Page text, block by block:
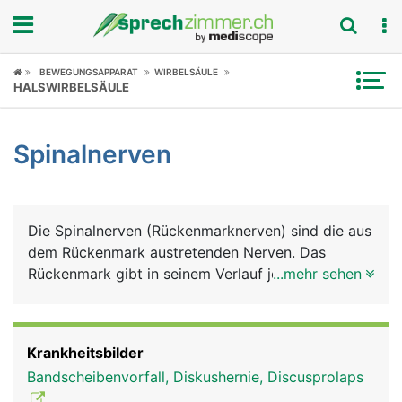
Fokus
Symptome
News
Rubriken
BEWEGUNGSAPPARAT WIRBELSÄULE
HALSWIRBELSÄULE
Spinalnerven
Die Spinalnerven (Rückenmarknerven) sind die aus
dem Rückenmark austretenden Nerven. Das
Rückenmark gibt in seinem Verlauf jeweils auf der
Es gibt demnach auf jeder Seite 8 Halsnerven, 12
Brustnerven, 5 Lendennerven und 1 Steissbeinnerv.
...mehr sehen
Krankheitsbilder
Bandscheibenvorfall, Diskushernie, Discusprolaps